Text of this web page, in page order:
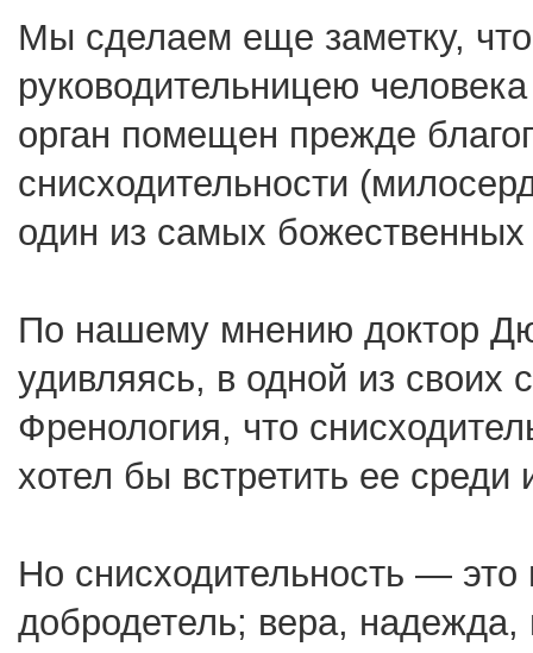
Мы сделаем еще заметку,
руководительницею
орган помещен прежде
снисходительности
один из самых
По нашему мнению доктор
удивляясь, в одной из
Френология, что
хотел бы встретить ее среди
Но снисходительность —
добродетель; вера,